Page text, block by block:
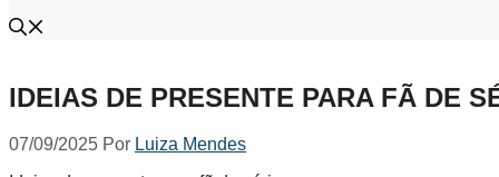
IDEIAS DE PRESENTE PARA FÃ DE
07/09/2025 Por Luiza Mendes